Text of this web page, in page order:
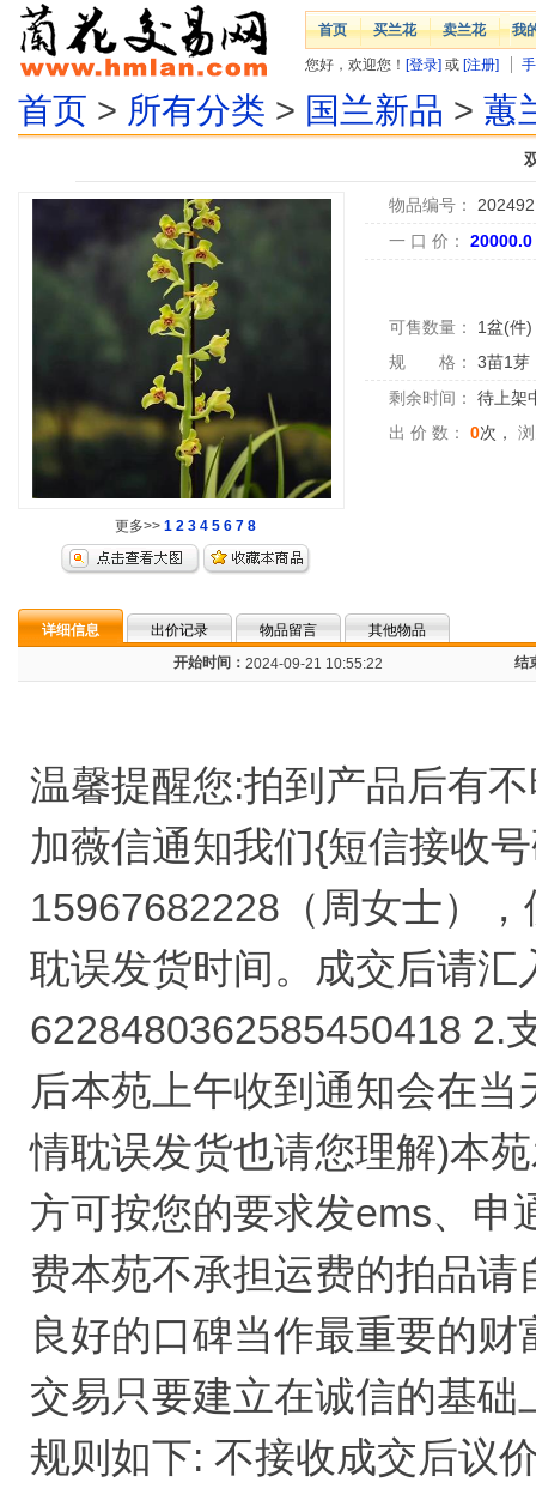
首页 买兰花 卖兰花 我
您好，欢迎您！ [登录] 或 [注册]
首页 > 所有分类 > 国兰新品 > 蕙
更多>> 1 2 3 4 5 6 7 8
物品编号：
一 口 价：
20000.0
可售数量： 1盆(件)
规 格：
3苗1芽
剩余时间：
待上架
出 价 数：
0次，
详细信息 出价记录 物品留言
其他物品
开始时间： 2024-09-21 10:55:22 结
温馨提醒您:拍到产品后有
加薇信通知我们{短信接收
15967682228（周女士）
耽误发货时间。成交后请
6228480362585450418 2.
后本苑上午收到通知会在
情耽误发货也请您理解)本
方可按您的要求发ems、申
费本苑不承担运费的拍品
良好的口碑当作最重要的
交易只要建立在诚信的基
规则如下: 不接收成交后议